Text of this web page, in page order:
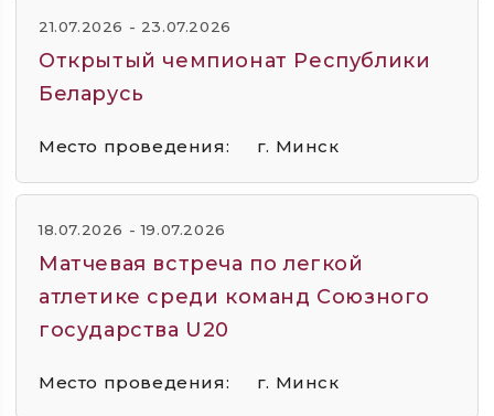
21.07.2026 - 23.07.2026
Открытый чемпионат Республики
Беларусь
Место проведения: г. Минск
18.07.2026 - 19.07.2026
Матчевая встреча по легкой
атлетике среди команд Союзного
государства U20
Место проведения: г. Минск